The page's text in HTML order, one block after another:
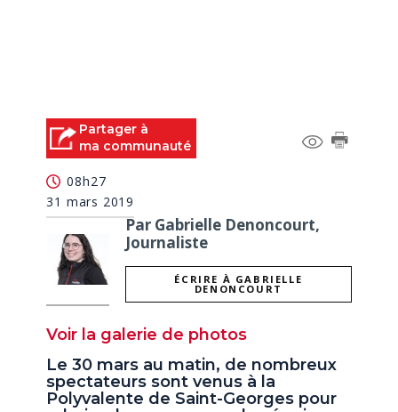
Partager à
ma communauté
08h27
31 mars 2019
Par Gabrielle Denoncourt,
Journaliste
ÉCRIRE À GABRIELLE
DENONCOURT
Voir la galerie de photos
Le 30 mars au matin, de nombreux
spectateurs sont venus à la
Polyvalente de Saint-Georges pour